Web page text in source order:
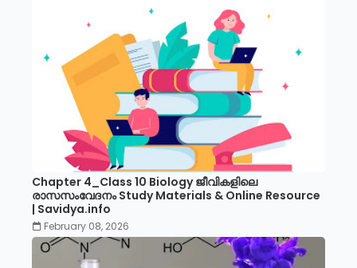
Chapter 4_Class 10 Biology ജീവികളിലെ
രാസസംവേദനം Study Materials & Online Resource
| Savidya.info
February 08, 2026